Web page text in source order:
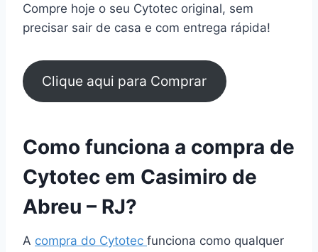
Compre hoje o seu Cytotec original, sem
precisar sair de casa e com entrega rápida!
Clique aqui para Comprar
Como funciona a compra de
Cytotec em Casimiro de
Abreu – RJ?
A compra do Cytotec funciona como qualquer